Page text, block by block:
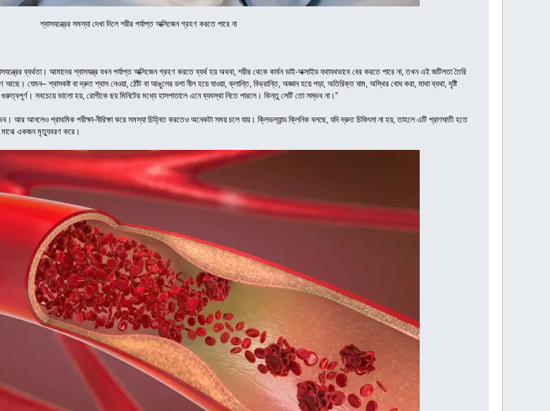
শ্বাসযন্ত্রের সমস্যা দেখা দিলে শরীর পর্যাপ্ত অক্সিজেন গ্রহণ করতে পারে না
ব্যর্থতা। আমাদের শ্বাসযন্ত্র যখন পর্যাপ্ত অক্সিজেন গ্রহণ করতে ব্যর্থ হয় অথবা, শরীর থেকে কার্বন ডাই-অক্সাইড যথাযথভাবে বের করতে পারে না, তখন এই জটিলতা তৈরি
আছে। যেমন– শ্বাসকষ্ট বা দ্রুত শ্বাস নেওয়া, ঠোঁট বা আঙুলের ডগা নীল হয়ে যাওয়া, ক্লান্তি, বিভ্রান্তি, অজ্ঞান হয়ে পড়া, অতিরিক্ত ঘাম, অস্থির বোধ করা, মাথা ব্যথা, দৃষ্টি
সবচেয়ে ভালো হয়, রোগীকে ছয় মিনিটের মধ্যে হাসপাতালে এনে ব্যবস্থা নিতে পারলে। কিন্তু সেটি তো সম্ভব না।”
আর আনলেও প্রাথমিক পরীক্ষা-নীরিক্ষা করে সমস্যা চিহ্নিত করতেও অনেকটা সময় চলে যায়। ক্লিভল্যান্ড ক্লিনিক বলছে, যদি দ্রুত চিকিৎসা না হয়, তাহলে এটি প্রাণঘাতী হতে
মাঝে একজন মৃত্যুবরণ করে।